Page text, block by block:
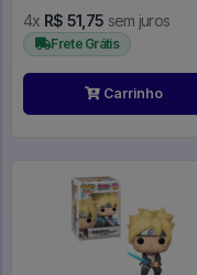
4x R$ 51,75 sem juros
Frete Grátis
Carrinho